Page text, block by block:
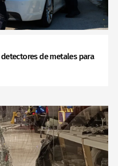
de metales para